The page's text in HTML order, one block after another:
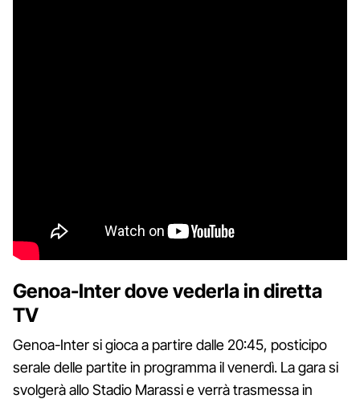
Genoa-Inter dove vederla in diretta
TV
Genoa-Inter si gioca a partire dalle 20:45, posticipo
serale delle partite in programma il venerdì. La gara si
svolgerà allo Stadio Marassi e verrà trasmessa in